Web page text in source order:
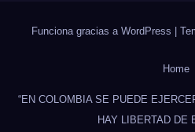
Funciona gracias a WordPress |
Home
“EN COLOMBIA SE PUEDE
HAY LIBERTAD DE